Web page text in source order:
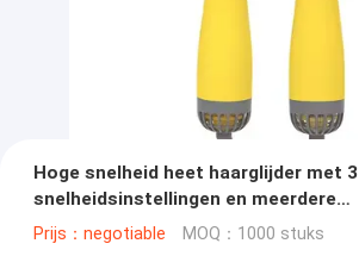
Hoge snelheid heet haarglijder met 3
snelheidsinstellingen en meerdere
aansluitingsmogelijkheden
Prijs：negotiable MOQ：1000 stuks